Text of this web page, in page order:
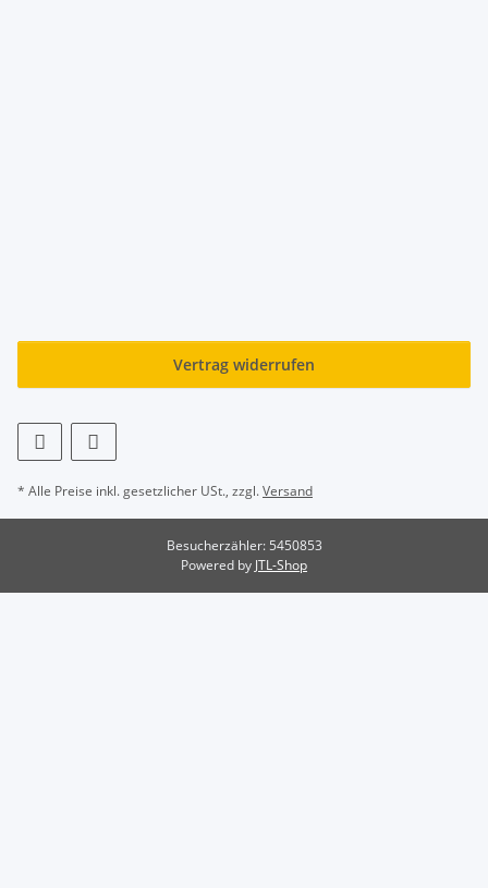
Vertrag widerrufen
* Alle Preise inkl. gesetzlicher USt., zzgl.Versand
Besucherzähler: 5450853
Powered by JTL-Shop